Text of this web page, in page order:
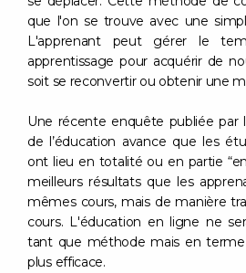
que l'on se trouve avec une
L'apprenant peut gérer le
apprentissage pour acquérir de
soit se reconvertir ou obtenir une
Une récente enquête publiée par
de l’éducation avance que les
ont lieu en totalité ou en partie
meilleurs résultats que les
mêmes cours, mais de manière
cours. L'éducation en ligne ne
tant que méthode mais en
plus efficace.